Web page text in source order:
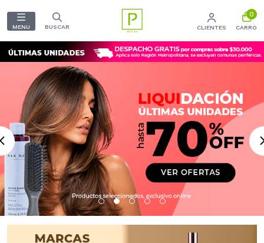
MENU BUSCAR CLIENTES
0
CARRO